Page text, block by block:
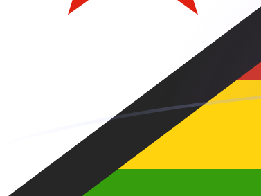
Rate information of AED/ZWG
ZWG
ZWG
181.33
ZWG
362.659
ZWG
ZWG
3,626.59
AED 7,253.19 ZWG
5,000